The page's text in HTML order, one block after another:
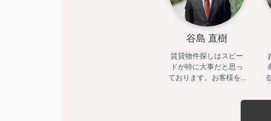
谷島 直樹
賃貸物件探しはスピー
ドが特に大事だと思っ
ております。お客様を...